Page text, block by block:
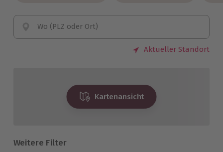
Wo (PLZ oder Ort)
Aktueller Standort
Kartenansicht
Weitere Filter